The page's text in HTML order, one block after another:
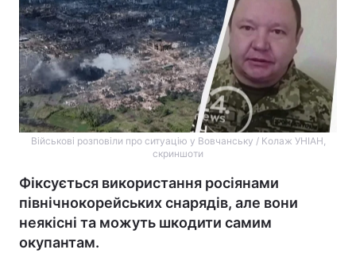
Військові розповіли про ситуацію у Вовчанську / Колаж УНІАН,
скриншоти
Фіксується використання росіянами
північнокорейських снарядів, але вони
неякісні та можуть шкодити самим
окупантам.